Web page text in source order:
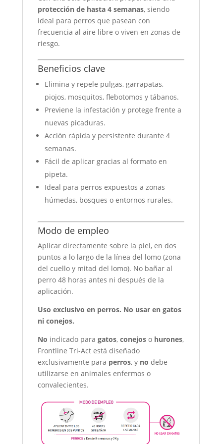
protección de hasta 4 semanas, siendo
ideal para perros que pasean con
frecuencia al aire libre o viven en zonas de
riesgo.
Beneficios clave
Elimina y repele pulgas, garrapatas,
piojos, mosquitos, flebotomos y tábanos.
Previene la infestación y protege frente a
nuevas picaduras.
Acción rápida y persistente durante 4
semanas.
Fácil de aplicar gracias al formato en
pipeta.
Ideal para perros expuestos a zonas
húmedas, bosques o entornos rurales.
Modo de empleo
Aplicar directamente sobre la piel, en dos
puntos a lo largo de la línea del lomo (zona
del cuello y mitad del lomo). No bañar al
perro 48 horas antes ni después de la
aplicación.
Uso exclusivo en perros. No usar en gatos
ni conejos.
No indicado para gatos, conejos o hurones,
Frontline Tri-Act está diseñado
exclusivamente para perros, y no debe
utilizarse en animales enfermos o
convalecientes.